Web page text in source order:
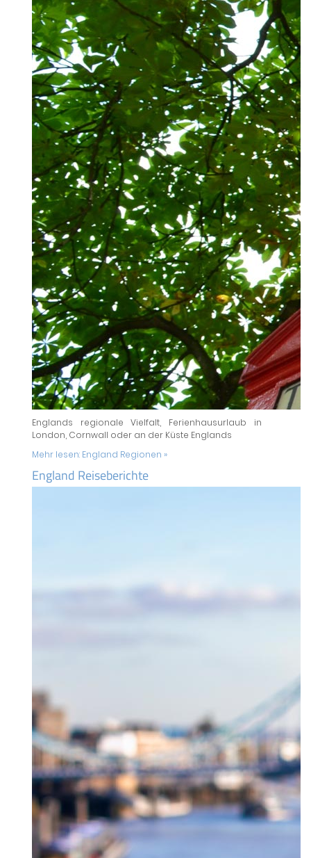
Englands regionale Vielfalt, Ferienhausurlaub in
London, Cornwall oder an der Küste Englands
Mehr lesen: England Regionen »
England Reiseberichte